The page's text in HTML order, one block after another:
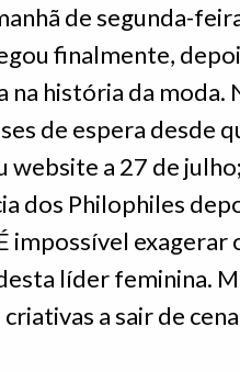
de segunda-
finalmente,
na história da
de espera desde
website a 27 de
dos Philophiles
impossível
líder feminina.
a sair de